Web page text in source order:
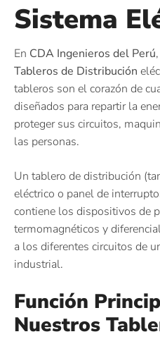
Sistema
En CDA Ingenieros del Perú
Tableros de Distribución
tableros son el corazón de
diseñados para repartir la
proteger sus circuitos,
las personas.
Un tablero de distribución
eléctrico o panel de
contiene los dispositivos de
termomagnéticos y
a los diferentes circuitos de
industrial.
Función
Nuestros